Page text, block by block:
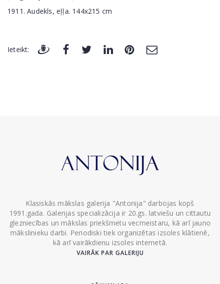
1911. Audekls, eļļa. 144x215 cm
Ieteikt:
Klasiskās mākslas galerija "Antonija" darbojas kopš
1991.gada. Galerijas specializācija ir 20.gs. latviešu un cittautu
glezniecības un mākslas priekšmetu vecmeistaru, kā arī jauno
mākslinieku darbi. Periodiski tiek organizētas izsoles klātienē,
kā arī vairākdienu izsoles internetā.
VAIRĀK PAR GALERIJU